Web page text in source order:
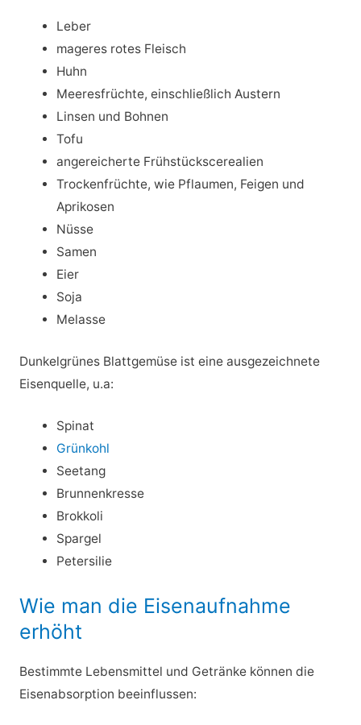
Leber
mageres rotes Fleisch
Huhn
Meeresfrüchte, einschließlich Austern
Linsen und Bohnen
Tofu
angereicherte Frühstückscerealien
Trockenfrüchte, wie Pflaumen, Feigen und
Aprikosen
Nüsse
Samen
Eier
Soja
Melasse
Dunkelgrünes Blattgemüse ist eine ausgezeichnete
Eisenquelle, u.a:
Spinat
Grünkohl
Seetang
Brunnenkresse
Brokkoli
Spargel
Petersilie
Wie man die Eisenaufnahme
erhöht
Bestimmte Lebensmittel und Getränke können die
Eisenabsorption beeinflussen: